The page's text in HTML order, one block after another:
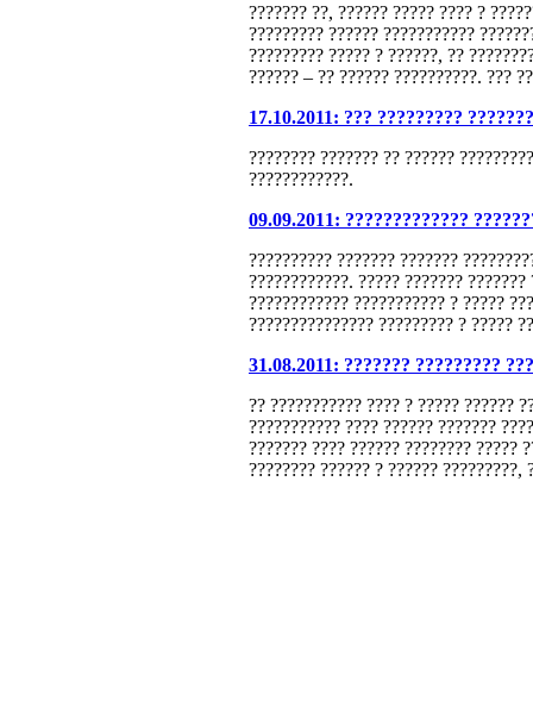
??????? ??, ?????? ????? ???? ?
????????? ?????? ???????????
????????? ????? ? ??????, ??
?????? – ?? ?????? ??????????. ???
17.10.2011: ??? ?????????
???????? ??????? ?? ??????
????????????.
09.09.2011: ?????????????
?????????? ??????? ???????
????????????. ????? ???????
???????????? ??????????? ? ?????
??????????????? ????????? ? ?????
31.08.2011: ??????? ?????????
?? ??????????? ???? ? ????? ??????
??????????? ???? ?????? ???????
??????? ???? ?????? ???????? ?????
???????? ?????? ? ?????? ?????????,